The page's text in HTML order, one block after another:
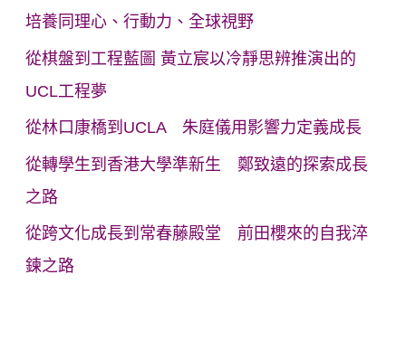
培養同理心、行動力、全球視野
從棋盤到工程藍圖 黃立宸以冷靜思辨推演出的
UCL工程夢
從林口康橋到UCLA 朱庭儀用影響力定義成長
從轉學生到香港大學準新生 鄭致遠的探索成長
之路
從跨文化成長到常春藤殿堂 前田櫻來的自我淬
鍊之路